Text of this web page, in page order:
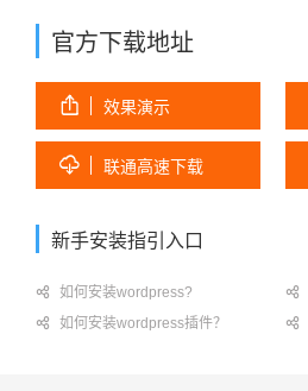
官方下载地址
 效果演示
 联通高速下载
新手安装指引入口
 如何安装wordpress? 
 如何安装wordpress插件？ 